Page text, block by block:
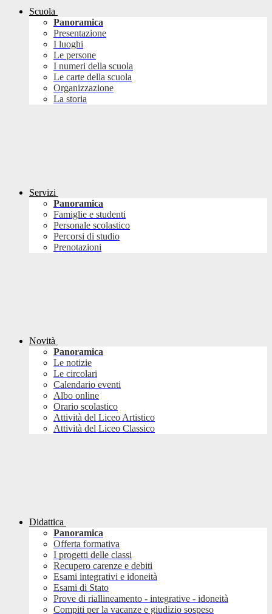
Scuola
Panoramica
Presentazione
I luoghi
Le persone
I numeri della scuola
Le carte della scuola
Organizzazione
La storia
Servizi
Panoramica
Famiglie e studenti
Personale scolastico
Percorsi di studio
Prenotazioni
Novità
Panoramica
Le notizie
Le circolari
Calendario eventi
Albo online
Orario scolastico
Attività del Liceo Artistico
Attività del Liceo Classico
Didattica
Panoramica
Offerta formativa
I progetti delle classi
Recupero carenze e debiti
Esami integrativi e idoneità
Esami di Stato
Prove di riallineamento - integrative - idoneità
Compiti per la vacanze e giudizio sospeso